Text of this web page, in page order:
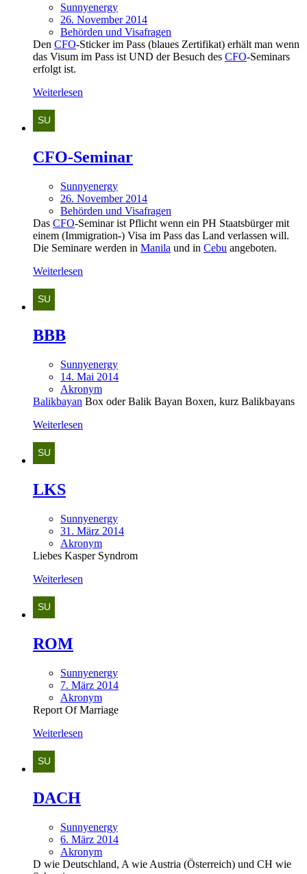
Sunnyenergy
26. November 2014
Behörden und Visafragen
Den CFO-Sticker im Pass (blaues Zertifikat) erhält man wenn
das Visum im Pass ist UND der Besuch des CFO-Seminars
erfolgt ist.
Weiterlesen
CFO-Seminar
Sunnyenergy
26. November 2014
Behörden und Visafragen
Das CFO-Seminar ist Pflicht wenn ein PH Staatsbürger mit
einem (Immigration-) Visa im Pass das Land verlassen will.
Die Seminare werden in Manila und in Cebu angeboten.
Weiterlesen
BBB
Sunnyenergy
14. Mai 2014
Akronym
Balikbayan Box oder Balik Bayan Boxen, kurz Balikbayans
Weiterlesen
LKS
Sunnyenergy
31. März 2014
Akronym
Liebes Kasper Syndrom
Weiterlesen
ROM
Sunnyenergy
7. März 2014
Akronym
Report Of Marriage
Weiterlesen
DACH
Sunnyenergy
6. März 2014
Akronym
D wie Deutschland, A wie Austria (Österreich) und CH wie